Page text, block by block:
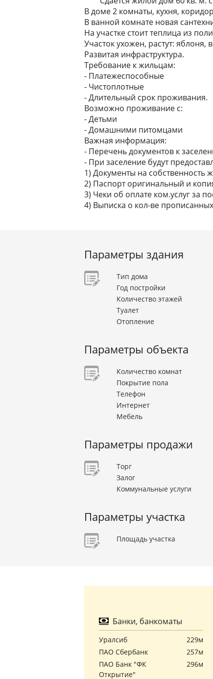
В доме 2 комнаты, кухня,
В ванной комнате новая
На участке стоит теплица из
Участок ухожен, растут:
Развитая инфраструктура.
Требование к жильцам:
- Платежеспособные
- Чистоплотные
- Длительный срок проживания.
Возможно проживание с:
- Детьми
- Домашними питомцами
Важная информация:
- Перечень документов к
- При заселение будут
1) Документы на
2) Паспорт оригинальный и
3) Чеки об оплате ком.услуг за
4) Выписка о кол-ве
Параметры здания
Тип дома
Год постройки
Количество этажей
Туалет
Отопление
Параметры объекта
Количество комнат
Покрытие пола
Телефон
Интернет
Мебель
Параметры продажи
Торг
Залог
Коммунальные услуги
Параметры участка
Площадь участка
Банки, банкоматы
Уралсиб
229м
ПАО Сбербанк
257м
ПАО Банк "ФК
Открытие"
296м